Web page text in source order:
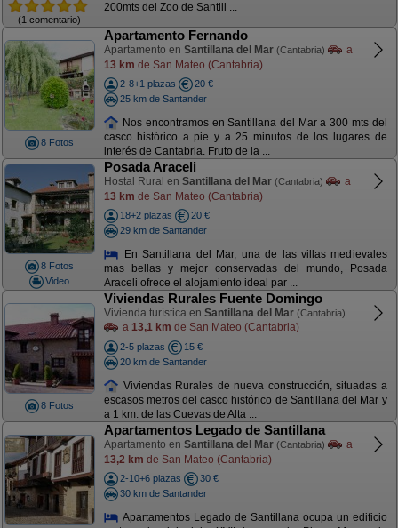
(1 comentario)
200mts del Zoo de Santill ...
8 Fotos
Apartamento Fernando
Apartamento en Santillana del Mar (Cantabria)
a
13 km de San Mateo (Cantabria)
2-8+1 plazas
20 €
25 km de Santander
Nos encontramos en Santillana del Mar a 300 mts del
casco histórico a pie y a 25 minutos de los lugares de
interés de Cantabria. Fruto de la ...
8 Fotos
Video
Posada Araceli
Hostal Rural en Santillana del Mar (Cantabria)
a
13 km de San Mateo (Cantabria)
18+2 plazas
20 €
29 km de Santander
En Santillana del Mar, una de las villas medievales
mas bellas y mejor conservadas del mundo, Posada
Araceli ofrece el alojamiento ideal par ...
8 Fotos
Viviendas Rurales Fuente Domingo
Vivienda turística en Santillana del Mar (Cantabria)
a 13,1 km de San Mateo (Cantabria)
2-5 plazas
15 €
20 km de Santander
Viviendas Rurales de nueva construcción, situadas a
escasos metros del casco histórico de Santillana del Mar y
a 1 km. de las Cuevas de Alta ...
Apartamentos Legado de Santillana
Apartamento en Santillana del Mar (Cantabria)
a
13,2 km de San Mateo (Cantabria)
2-10+6 plazas
30 €
30 km de Santander
Apartamentos Legado de Santillana ocupa un edificio